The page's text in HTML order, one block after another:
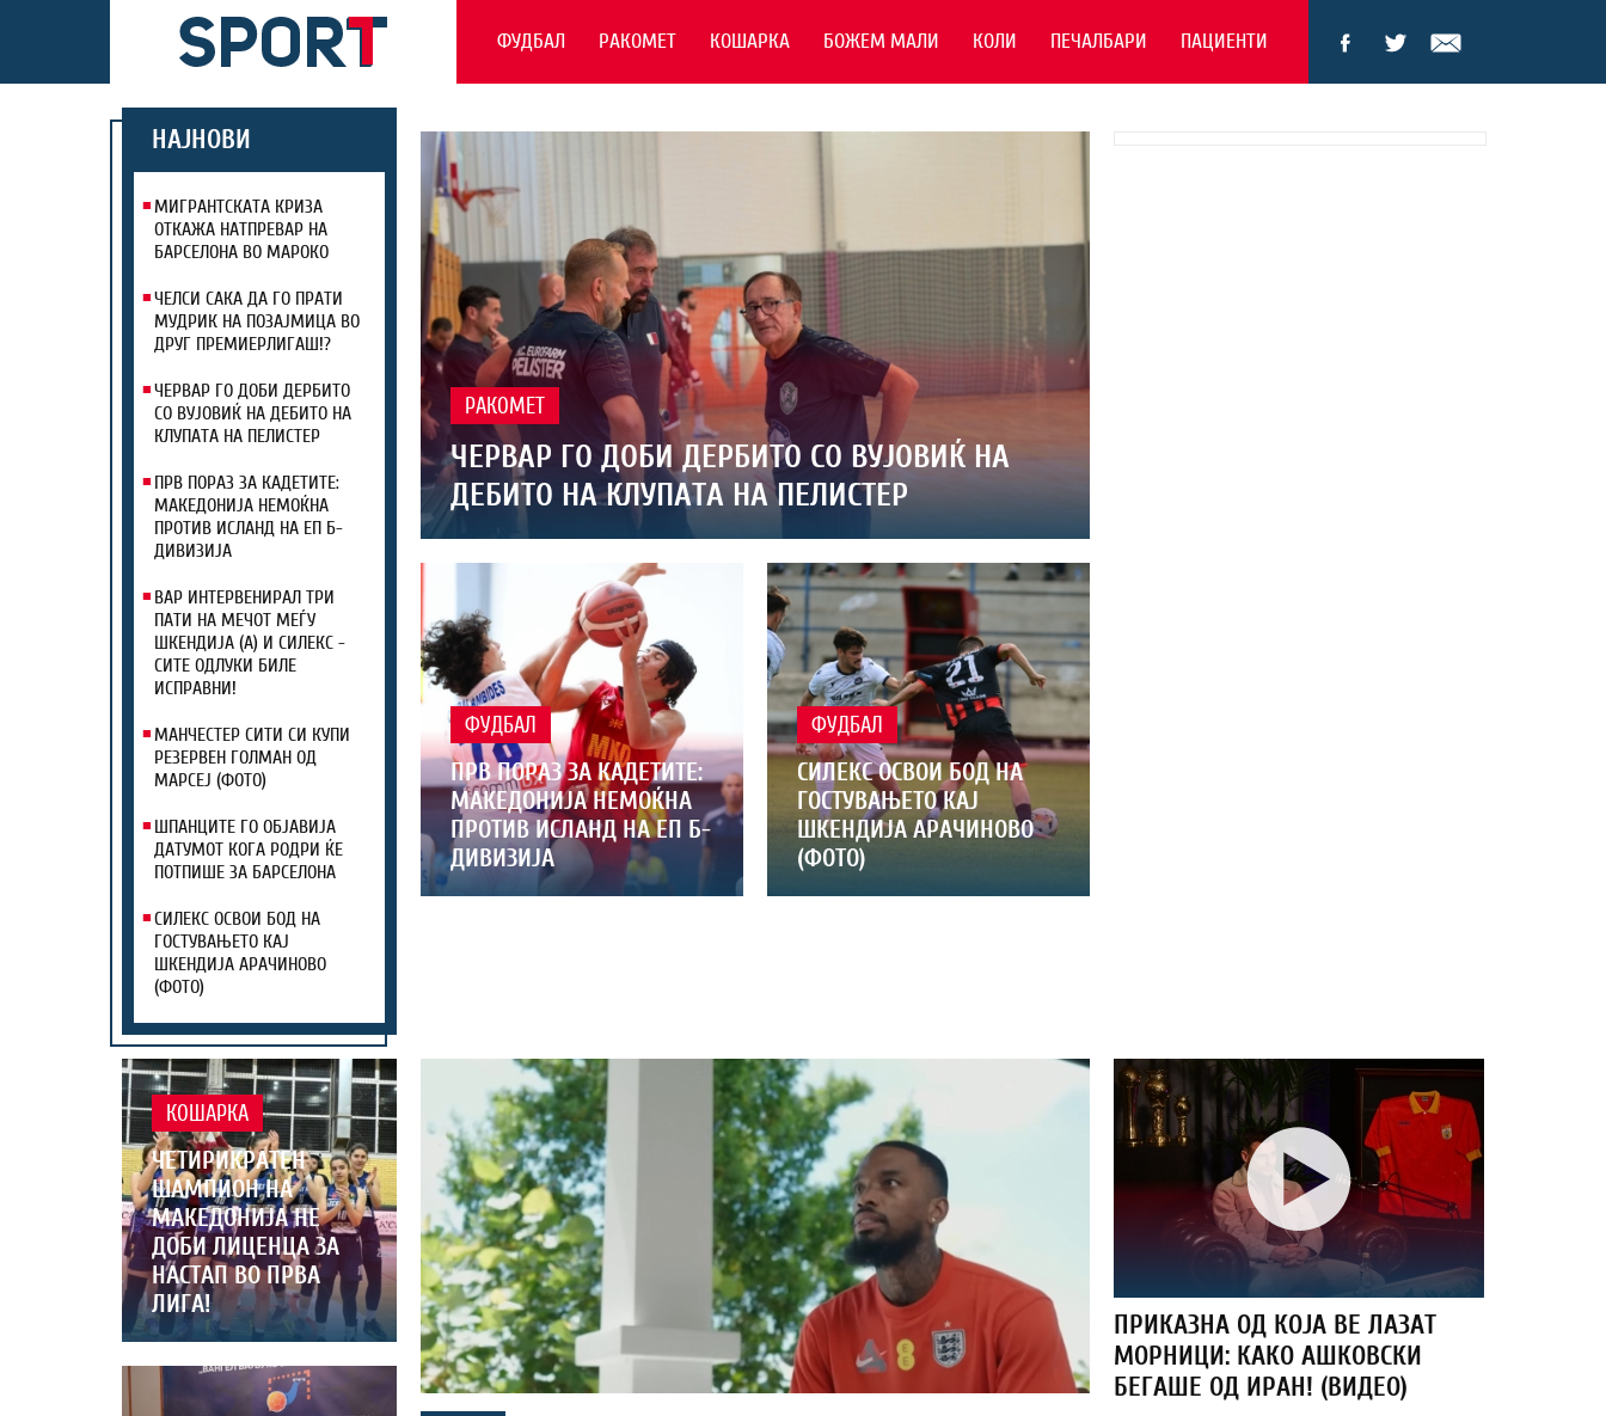
ФУДБАЛ РАКОМЕТ КОШАРКА БОЖЕМ МАЛИ КОЛИ ПЕЧАЛБАРИ ПАЦИЕНТИ
НАЈНОВИ
МИГРАНТСКАТА КРИЗА
ОТКАЖА НАТПРЕВАР НА
БАРСЕЛОНА ВО МАРОКО
ЧЕЛСИ САКА ДА ГО ПРАТИ
МУДРИК НА ПОЗАЈМИЦА ВО
ДРУГ ПРЕМИЕРЛИГАШ!?
ЧЕРВАР ГО ДОБИ ДЕРБИТО
СО ВУЈОВИЌ НА ДЕБИТО НА
КЛУПАТА НА ПЕЛИСТЕР
ПРВ ПОРАЗ ЗА КАДЕТИТЕ:
МАКЕДОНИЈА НЕМОЌНА
ПРОТИВ ИСЛАНД НА ЕП Б-
ДИВИЗИЈА
ВАР ИНТЕРВЕНИРАЛ ТРИ
ПАТИ НА МЕЧОТ МЕЃУ
ШКЕНДИЈА (А) И СИЛЕКС -
СИТЕ ОДЛУКИ БИЛЕ
ИСПРАВНИ!
МАНЧЕСТЕР СИТИ СИ КУПИ
РЕЗЕРВЕН ГОЛМАН ОД
МАРСЕЈ (ФОТО)
ШПАНЦИТЕ ГО ОБЈАВИЈА
ДАТУМОТ КОГА РОДРИ ЌЕ
ПОТПИШЕ ЗА БАРСЕЛОНА
СИЛЕКС ОСВОИ БОД НА
ГОСТУВАЊЕТО КАЈ
ШКЕНДИЈА АРАЧИНОВО
(ФОТО)
РАКОМЕТ
ЧЕРВАР ГО ДОБИ ДЕРБИТО СО ВУЈОВИЌ НА
ДЕБИТО НА КЛУПАТА НА ПЕЛИСТЕР
ФУДБАЛ
ПРВ ПОРАЗ ЗА КАДЕТИТЕ:
МАКЕДОНИЈА НЕМОЌНА
ПРОТИВ ИСЛАНД НА ЕП Б-
ДИВИЗИЈА
ФУДБАЛ
СИЛЕКС ОСВОИ БОД НА
ГОСТУВАЊЕТО КАЈ
ШКЕНДИЈА АРАЧИНОВО
(ФОТО)
КОШАРКА
ЧЕТИРИКРАТЕН
ШАМПИОН НА
МАКЕДОНИЈА НЕ
ДОБИ ЛИЦЕНЦА ЗА
НАСТАП ВО ПРВА
ЛИГА!
ПРИКАЗНА ОД КОЈА ВЕ ЛАЗАТ
МОРНИЦИ: КАКО АШКОВСКИ
БЕГАШЕ ОД ИРАН! (ВИДЕО)